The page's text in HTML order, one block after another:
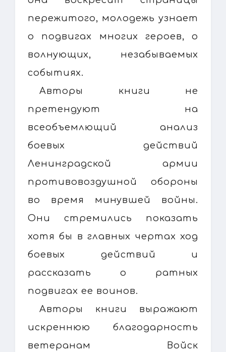
пережитого, молодежь узнает
о подвигах многих героев, о
волнующих, незабываемых
событиях.
Авторы книги не
претендуют на
всеобъемлющий анализ
боевых действий
Ленинградской армии
противовоздушной обороны
во время минувшей войны.
Они стремились показать
хотя бы в главных чертах ход
боевых действий и
рассказать о ратных
подвигах ее воинов.
Авторы книги выражают
искреннюю благодарность
ветеранам Войск